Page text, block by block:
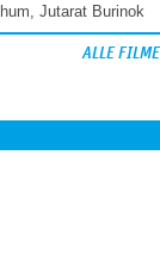
Jutarat Burinok
ALLE FILME